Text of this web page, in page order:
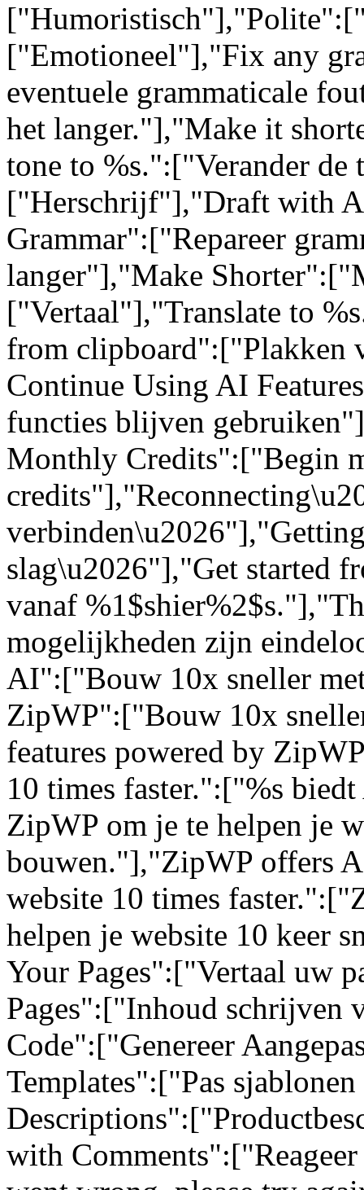
["Emotioneel"],"Fix any
eventuele grammaticale
het langer."],"Make it
tone to %s.":["Verander de
["Herschrijf"],"Draft with
Grammar":["Repareer
langer"],"Make
["Vertaal"],"Translate to
from clipboard":["Plakken
Continue Using AI
functies blijven
Monthly Credits":["Begin
slag\u2026"],"Get started
vanaf
mogelijkheden zijn
AI":["Bouw 10x sneller
ZipWP":["Bouw 10x
features powered by
10 times faster.":["%s
ZipWP om je te helpen je
bouwen."],"ZipWP offers
website 10 times
helpen je website 10 keer
Your Pages":["Vertaal uw
Pages":["Inhoud schrijven
Code":["Genereer
Templates":["Pas
with